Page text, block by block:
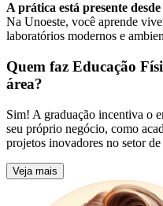
A prática está presente
Na Unoeste, você aprende
laboratórios modernos e
Quem faz Educação
área?
Sim! A graduação incentiva o
seu próprio negócio, como
projetos inovadores no setor
Veja mais